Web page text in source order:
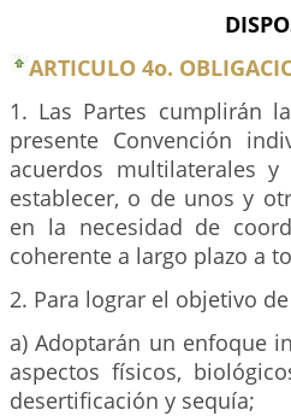
ARTICULO 4o.
1. Las Partes cumplirán
presente Convención
acuerdos multilaterales
establecer, o de unos y
en la necesidad de
coherente a largo plazo a
2. Para lograr el objetivo
a) Adoptarán un enfoque
aspectos físicos,
desertificación y sequía;